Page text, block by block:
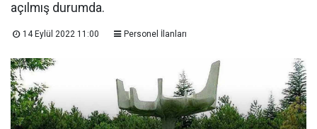
açılmış durumda.
14 Eylül 2022 11:00 Personel İlanları